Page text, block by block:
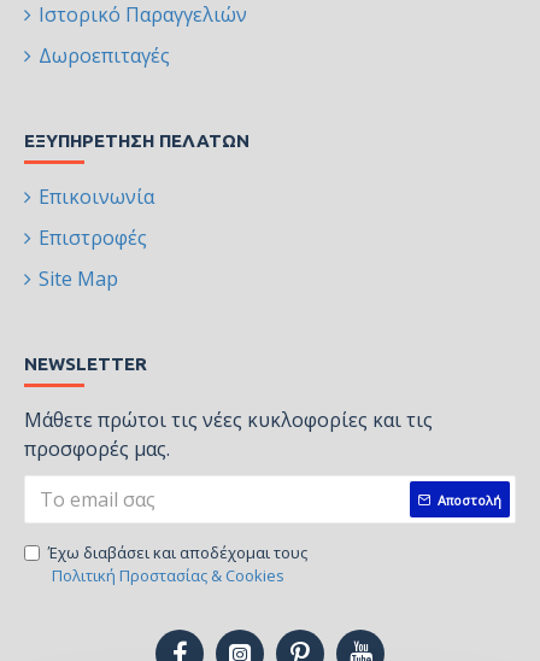
Ιστορικό Παραγγελιών
Δωροεπιταγές
ΕΞΥΠΗΡΈΤΗΣΗ ΠΕΛΑΤΏΝ
Επικοινωνία
Επιστροφές
Site Map
NEWSLETTER
Μάθετε πρώτοι τις νέες κυκλοφορίες και τις
προσφορές μας.
Αποστολή
Έχω διαβάσει και αποδέχομαι τους
Πολιτική Προστασίας & Cookies